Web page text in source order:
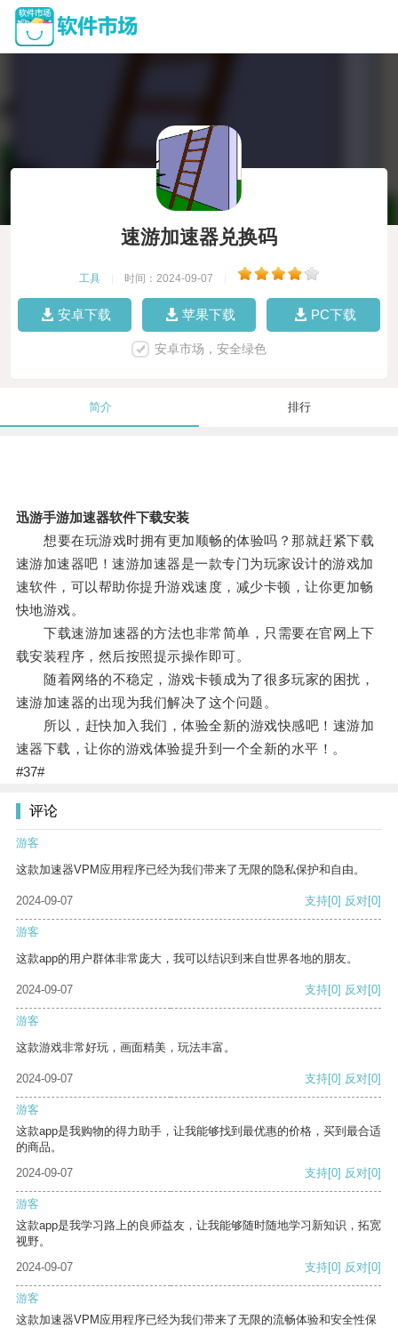
速游加速器兑换码
工具 时间：2024-09-07
安卓下载 苹果下载 PC下载
安卓市场，安全绿色
简介 排行
迅游手游加速器软件下载安装
想要在玩游戏时拥有更加顺畅的体验吗？那就赶紧下载
速游加速器吧！速游加速器是一款专门为玩家设计的游戏加
速软件，可以帮助你提升游戏速度，减少卡顿，让你更加畅
快地游戏。
下载速游加速器的方法也非常简单，只需要在官网上下
载安装程序，然后按照提示操作即可。
随着网络的不稳定，游戏卡顿成为了很多玩家的困扰，
速游加速器的出现为我们解决了这个问题。
所以，赶快加入我们，体验全新的游戏快感吧！速游加
速器下载，让你的游戏体验提升到一个全新的水平！。
#37#
评论
游客
这款加速器VPM应用程序已经为我们带来了无限的隐私保护和自由。
2024-09-07 支持[0] 反对[0]
游客
这款app的用户群体非常庞大，我可以结识到来自世界各地的朋友。
2024-09-07 支持[0] 反对[0]
游客
这款游戏非常好玩，画面精美，玩法丰富。
2024-09-07 支持[0] 反对[0]
游客
这款app是我购物的得力助手，让我能够找到最优惠的价格，买到最合适
的商品。
2024-09-07
支持[0] 反对[0]
游客
这款app是我学习路上的良师益友，让我能够随时随地学习新知识，拓宽
视野。
2024-09-07
支持[0] 反对[0]
游客
这款加速器VPM应用程序已经为我们带来了无限的流畅体验和安全性保